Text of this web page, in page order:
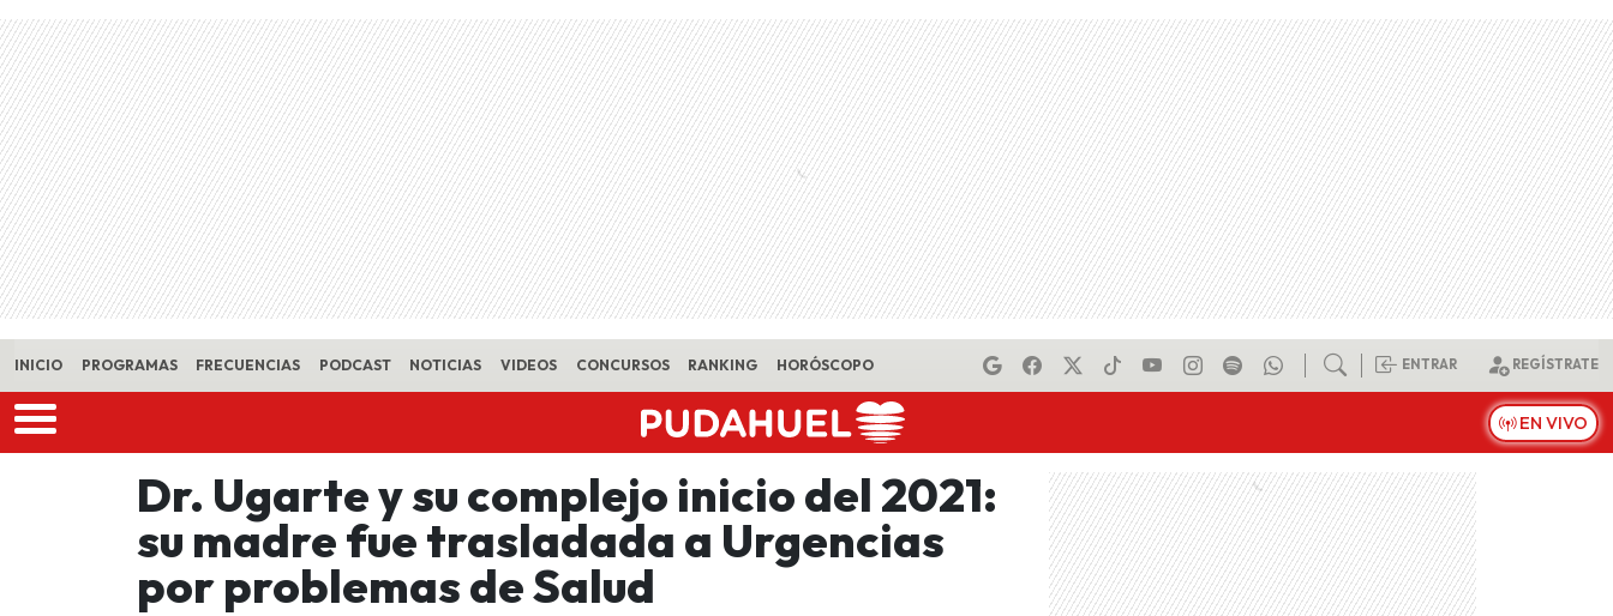
Skip to main content
INICIO PROGRAMAS FRECUENCIAS PODCAST NOTICIAS VIDEOS CONCURSOS RANKING HORÓSCOPO ENTRAR REGÍSTRATE
EN VIVO
Dr. Ugarte y su complejo inicio del 2021:
su madre fue trasladada a Urgencias
por problemas de Salud